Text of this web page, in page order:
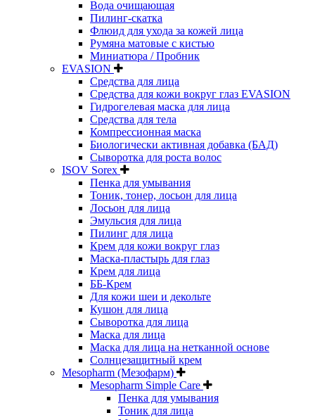
Вода очищающая
Пилинг-скатка
Флюид для ухода за кожей лица
Румяна матовые с кистью
Миниатюра / Пробник
EVASION
Средства для лица
Средства для кожи вокруг глаз EVASION
Гидрогелевая маска для лица
Средства для тела
Компрессионная маска
Биологически активная добавка (БАД)
Сыворотка для роста волос
ISOV Sorex
Пенка для умывания
Тоник, тонер, лосьон для лица
Лосьон для лица
Эмульсия для лица
Пилинг для лица
Крем для кожи вокруг глаз
Маска-пластырь для глаз
Крем для лица
ББ-Крем
Для кожи шеи и декольте
Кушон для лица
Сыворотка для лица
Маска для лица
Маска для лица на нетканной основе
Солнцезащитный крем
Mesopharm (Мезофарм)
Mesopharm Simple Care
Пенка для умывания
Тоник для лица